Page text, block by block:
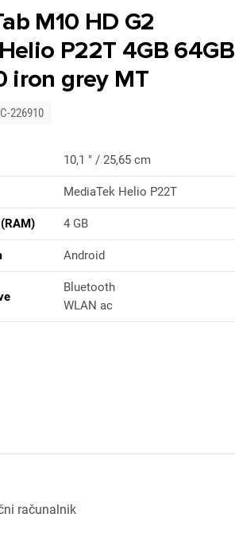
M10 HD G2
P22T 4GB 64GB
iron grey MT
226910
10,1 " / 25,65 cm
MediaTek Helio P22T
4 GB
Android
Bluetooth
WLAN ac
računalnik